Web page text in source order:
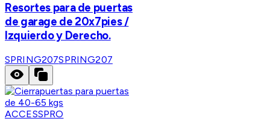
Resortes para de puertas
de garage de 20x7pies /
Izquierdo y Derecho.
SPRING207SPRING207
ACCESSPRO